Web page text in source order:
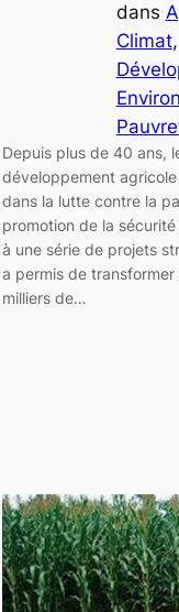
dans
Climat
Depuis plus de 40 ans,
développement
dans la lutte contre la
promotion de la
à une série de projets
a permis de
milliers de…